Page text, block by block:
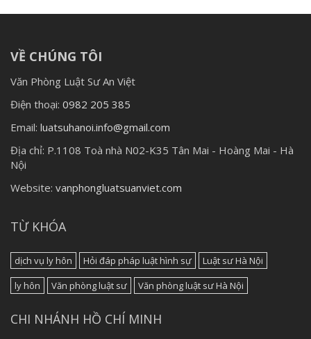
VỀ CHÚNG TÔI
Văn Phòng Luật Sư An Việt
Điện thoại: 0982 205 385
Email: luatsuhanoi.info@gmail.com
Địa chỉ: P.1108 Toà nhà N02-K35 Tân Mai - Hoàng Mai - Hà
Nội
Website: vanphongluatsuanviet.com
TỪ KHÓA
dịch vụ ly hôn Hỏi đáp pháp luật hình sự
Luật sư Hà Nội
ly hôn
Văn phòng luật sư Văn phòng luật sư Hà Nội
CHI NHÁNH HỒ CHÍ MINH